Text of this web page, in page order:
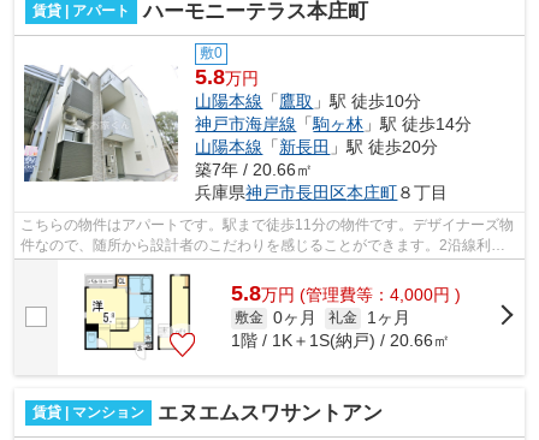
賃貸 | アパート ハーモニーテラス本庄町
敷0
5.8万円
山陽本線 「鷹取 」駅 徒歩10分
神戸市海岸線 「駒ヶ林 」駅 徒歩14分
山陽本線 「新長田 」駅 徒歩20分
築7年 / 20.66㎡
兵庫県神戸市長田区本庄町８丁目
こちらの物件はアパートです。駅まで徒歩11分の物件です。デザイナーズ物
件なので、随所から設計者のこだわりを感じることができます。2沿線利用
可能なアパートです。小総 お家くんな...
5.8万円 (管理費等：4,000円 )
敷金 0ヶ月 礼金
1ヶ月
1階 / 1K＋1S(納戸) / 20.66㎡
賃貸 | マンション エヌエムスワサントアン